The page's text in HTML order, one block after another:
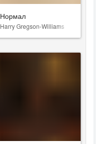
Нормал
Harry Gregson-Williams